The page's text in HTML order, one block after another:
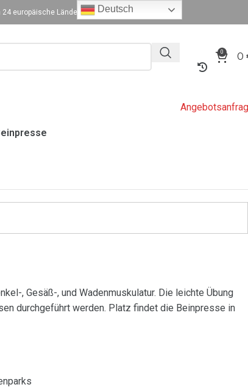
europäische Länder
0 0
, Gesäß-, und Wadenmuskulatur. Die leichte Übung
durchgeführt werden. Platz findet die Beinpresse in
Deutsch